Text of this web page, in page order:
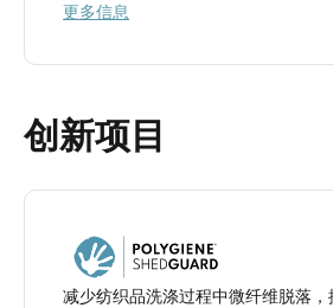
更多信息
创新项目
减少纺织品洗涤过程中微纤维脱落